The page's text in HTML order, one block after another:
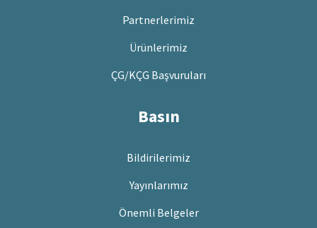
Partnerlerimiz
Ürünlerimiz
ÇG/KÇG Başvuruları
Basın
Bildirilerimiz
Yayınlarımız
Önemli Belgeler